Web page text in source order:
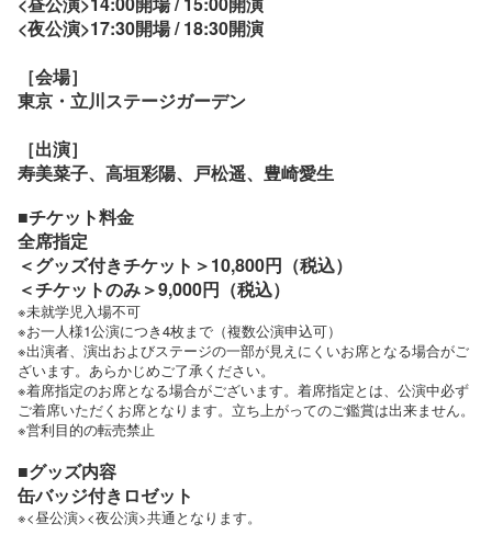
<夜公演>17:30開場 / 18:30開演
［会場］
東京・立川ステージガーデン
［出演］
寿美菜子、高垣彩陽、戸松遥、豊崎愛生
■チケット料金
全席指定
＜グッズ付きチケット＞10,800円（税込）
＜チケットのみ＞9,000円（税込）
※未就学児入場不可
※お一人様1公演につき4枚まで（複数公演申込可）
※出演者、演出およびステージの一部が見えにくいお席となる場合がご
ざいます。あらかじめご了承ください。
※着席指定のお席となる場合がございます。着席指定とは、公演中必ず
ご着席いただくお席となります。立ち上がってのご鑑賞は出来ません。
※営利目的の転売禁止
■グッズ内容
缶バッジ付きロゼット
※<昼公演><夜公演>共通となります。